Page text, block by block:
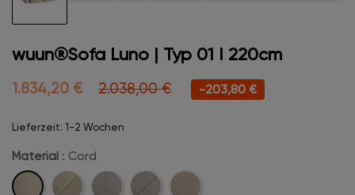
wuun®Sofa Luno | Typ 01 I 220cm
1.834,20 € 2.038,00 € -203,80 €
Lieferzeit: 1-2 Wochen
Material : Cord
Cord
Cord-
Velvet
Velvet- Boucle